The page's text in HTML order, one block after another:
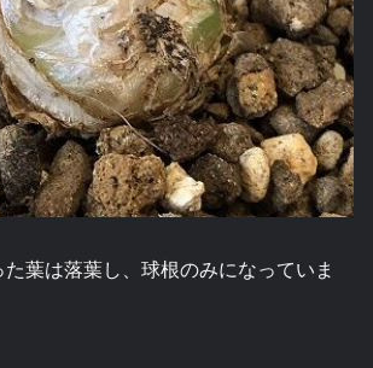
葉は落葉し、球根のみになっていま